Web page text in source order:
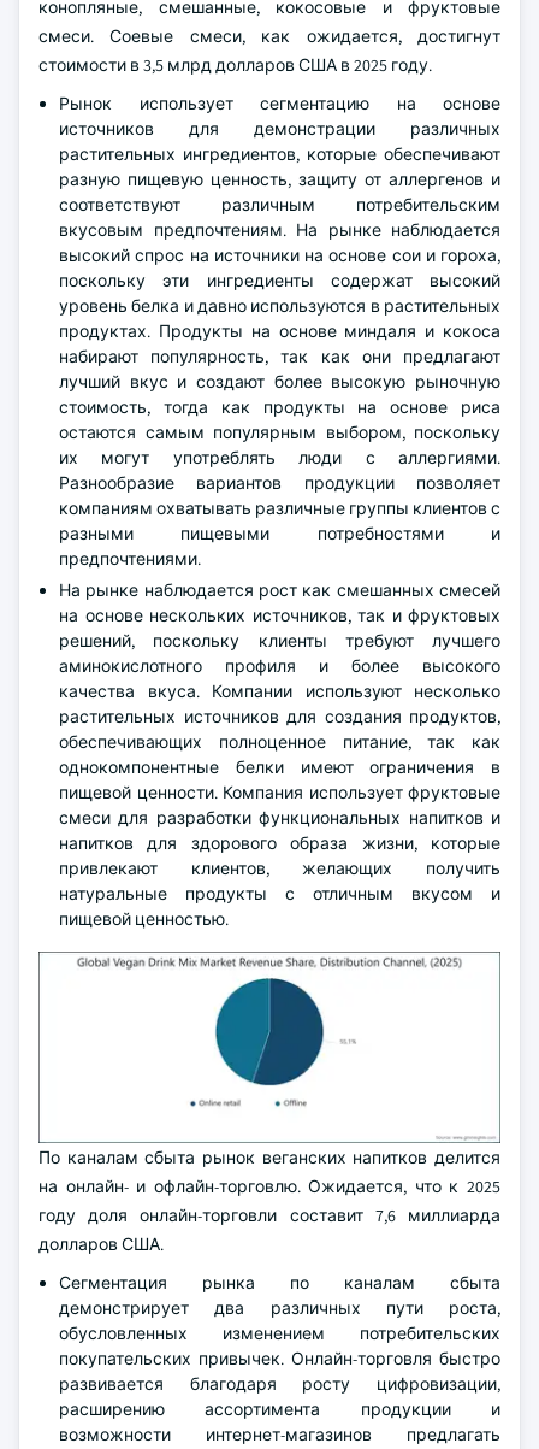
конопляные, смешанные, кокосовые и фруктовые
смеси. Соевые смеси, как ожидается, достигнут
стоимости в 3,5 млрд долларов США в 2025 году.
Рынок использует сегментацию на основе
источников для демонстрации различных
растительных ингредиентов, которые обеспечивают
разную пищевую ценность, защиту от аллергенов и
соответствуют различным потребительским
вкусовым предпочтениям. На рынке наблюдается
высокий спрос на источники на основе сои и гороха,
поскольку эти ингредиенты содержат высокий
уровень белка и давно используются в растительных
продуктах. Продукты на основе миндаля и кокоса
набирают популярность, так как они предлагают
лучший вкус и создают более высокую рыночную
стоимость, тогда как продукты на основе риса
остаются самым популярным выбором, поскольку
их могут употреблять люди с аллергиями.
Разнообразие вариантов продукции позволяет
компаниям охватывать различные группы клиентов с
разными пищевыми потребностями и
предпочтениями.
На рынке наблюдается рост как смешанных смесей
на основе нескольких источников, так и фруктовых
решений, поскольку клиенты требуют лучшего
аминокислотного профиля и более высокого
качества вкуса. Компании используют несколько
растительных источников для создания продуктов,
обеспечивающих полноценное питание, так как
однокомпонентные белки имеют ограничения в
пищевой ценности. Компания использует фруктовые
смеси для разработки функциональных напитков и
напитков для здорового образа жизни, которые
привлекают клиентов, желающих получить
натуральные продукты с отличным вкусом и
пищевой ценностью.
По каналам сбыта рынок веганских напитков делится
на онлайн- и офлайн-торговлю. Ожидается, что к 2025
году доля онлайн-торговли составит 7,6 миллиарда
долларов США.
Сегментация рынка по каналам сбыта
демонстрирует два различных пути роста,
обусловленных изменением потребительских
покупательских привычек. Онлайн-торговля быстро
развивается благодаря росту цифровизации,
расширению ассортимента продукции и
возможности интернет-магазинов предлагать